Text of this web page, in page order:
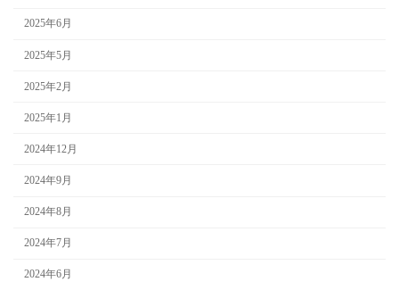
2025年6月
2025年5月
2025年2月
2025年1月
2024年12月
2024年9月
2024年8月
2024年7月
2024年6月